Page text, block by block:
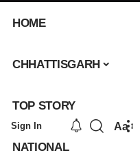
HOME
CHHATTISGARH
TOP STORY
NATIONAL
Sign In Aa